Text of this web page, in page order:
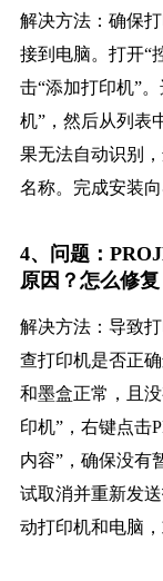
解决方法：确保
接到电脑。打开“
击“添加打印机”
机”，然后从列表
果无法自动识别
名称。完成安装
4、问题：
原因？怎么修复
解决方法：导致
查打印机是否正
和墨盒正常，且
印机”，右键点击
内容”，确保没有
试取消并重新发
动打印机和电脑